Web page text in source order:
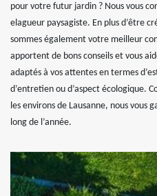
pour votre futur jardin ? Nous vous
elagueur paysagiste. En plus d’être
sommes également votre meilleur
apportent de bons conseils et vous
adaptés à vos attentes en termes
d’entretien ou d’aspect écologique.
les environs de Lausanne, nous vous
long de l’année.